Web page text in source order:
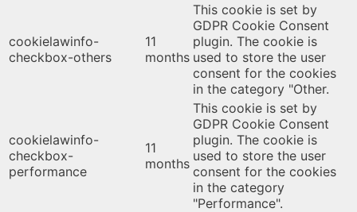
cookielawinfo-
checkbox-others
11
months
This cookie is set by
GDPR Cookie Consent
plugin. The cookie is
used to store the user
consent for the cookies
in the category "Other.
cookielawinfo-
checkbox-
performance
11
months
This cookie is set by
GDPR Cookie Consent
plugin. The cookie is
used to store the user
consent for the cookies
in the category
"Performance".